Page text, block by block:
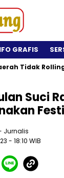
GRAFIS
Rolling
Suci
Jurnalis
- 18:10 WIB